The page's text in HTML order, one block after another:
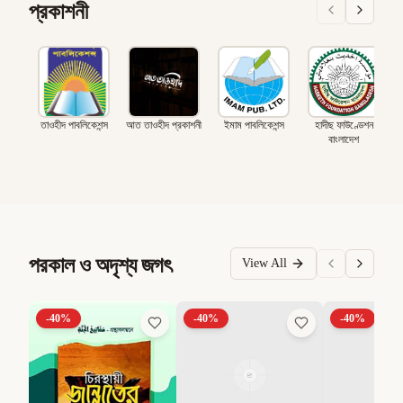
প্রকাশনী
তাওহীদ পাবলিকেশন্স আত তাওহীদ প্রকাশনী ইমাম পাবলিকেশন্স
হাদীছ ফাউণ্ডেশন
বাংলাদেশ
পরকাল ও অদৃশ্য জগৎ View All
-40% -40% -40%